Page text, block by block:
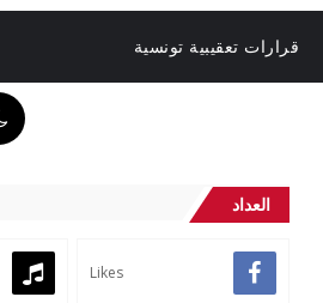
قرارات تعقيبية تونسية
العداد
Likes